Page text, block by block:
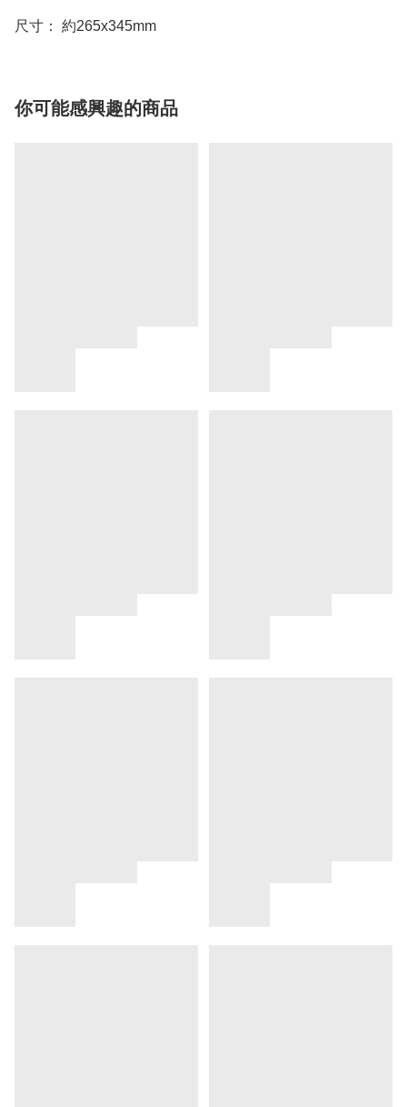
尺寸： 約265x345mm
你可能感興趣的商品